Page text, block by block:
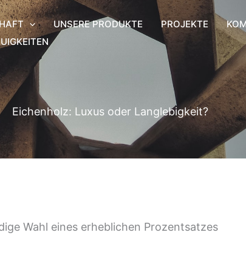
UNSERE PRODUKTE PROJEKTE
Eichenholz: Luxus oder Langlebigkeit?
Wahl eines erheblichen Prozentsatzes